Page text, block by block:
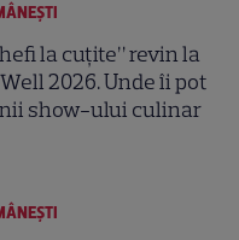
la cuțite” revin la
2026. Unde îi pot
show-ului culinar